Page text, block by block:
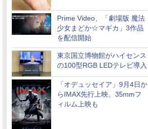
Prime Video、「劇場版 魔法
少女まどか☆マギカ」3作品
を配信開始
東京国立博物館がハイセンス
の100型RGB LEDテレビ導入
「オデュッセイア」9月4日か
らIMAX先行上映。35mmフ
ィルム上映も